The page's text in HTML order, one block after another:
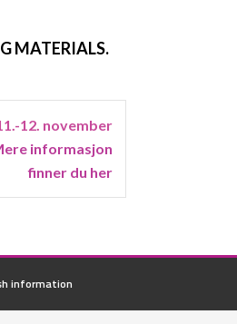
MATERIALS.
12. november
informasjon
finner du her
information